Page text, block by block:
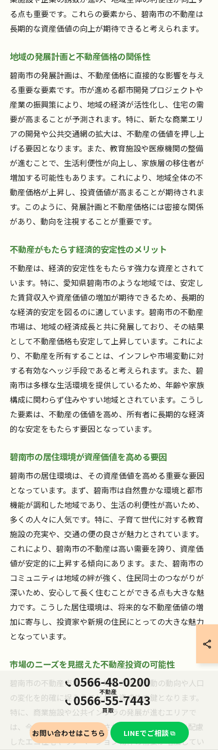
る点も重要です。これらの要素から、碧南市の不動産は
長期的な資産価値の向上が期待できると考えられます。
地域の発展計画と不動産価格の関係性
碧南市の発展計画は、不動産価格に直接的な影響を与え
る重要な要素です。市が進める都市開発プロジェクトや
産業の振興策により、地域の経済が活性化し、住宅の需
要が高まることが予測されます。特に、新たな商業エリ
アの開発や公共交通網の拡大は、不動産の価値を押し上
げる要因となります。また、教育施設や医療機関の整備
が進むことで、生活利便性が向上し、家族層の移住者が
増加する可能性もあります。これにより、地域全体の不
動産価格が上昇し、投資価値が高まることが期待されま
す。このように、発展計画と不動産価格には密接な関係
があり、動向を注視することが重要です。
不動産がもたらす経済的安定性のメリット
不動産は、経済的安定性をもたらす強力な資産とされて
います。特に、愛知県碧南市のような地域では、安定し
た賃貸収入や資産価値の増加が期待できるため、長期的
な経済的安定を図るのに適しています。碧南市の不動産
市場は、地域の経済成長と共に発展しており、その結果
として不動産価格も安定して上昇しています。これによ
り、不動産を所有することは、インフレや市場変動に対
する有効なヘッジ手段であると考えられます。また、碧
南市は多様な生活環境を提供しているため、年齢や家族
構成に関わらず住みやすい地域とされています。こうし
た要素は、不動産の価値を高め、所有者に長期的な経済
的な安定をもたらす要因となっています。
碧南市の居住環境が資産価値を高める要因
碧南市の居住環境は、その資産価値を高める重要な要因
となっています。まず、碧南市は自然豊かな環境と都市
機能が調和した地域であり、生活の利便性が高いため、
多くの人々に人気です。特に、子育て世代に対する教育
施設の充実や、交通の便の良さが魅力とされています。
これにより、碧南市の不動産は高い需要を誇り、資産価
値が安定的に上昇する傾向にあります。また、碧南市の
コミュニティは地域の絆が強く、住民同士のつながりが
深いため、安心して長く住むことができる点も大きな魅
力です。こうした居住環境は、将来的な不動産価値の増
加に寄与し、投資家や新規の住民にとっての大きな魅力
となっています。
市場のニーズを見据えた不動産投資の可能性
碧南市の不動産市場では、地域の経済活動の動向や人口
の変化を的確に捉えることが投資成功の鍵となります。
特に、商業施設や公共インフラの発展が進むエリアで
は、今後の地価上昇が期待されます。また、環境に配慮
したエコ住宅やリノベーション物件の需要が増加してい
0566-48-0200
不動産
0566-55-7443
買取
お問い合わせはこちら LINEでご相談